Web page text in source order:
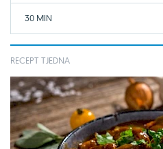
30 MIN
RECEPT TJEDNA